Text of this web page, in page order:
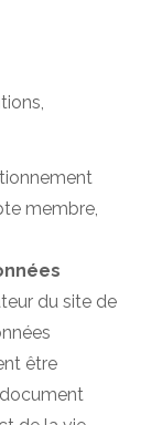
membre,
du site de
être